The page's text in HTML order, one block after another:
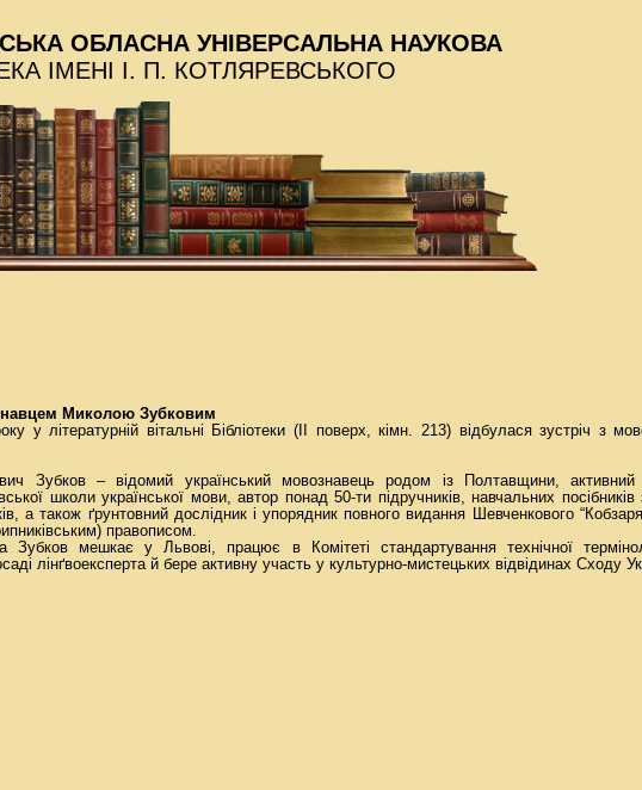
ОБЛАСНА УНІВЕРСАЛЬНА НАУКОВА
ІМЕНІ І. П. КОТЛЯРЕВСЬКОГО
Миколою Зубковим
у літературній вітальні Бібліотеки (ІІ поверх, кімн. 213) відбулася зустріч з
Зубков – відомий український мовознавець родом із Полтавщини, активний
школи української мови, автор понад 50-ти підручників, навчальних посібників
а також ґрунтовний дослідник і упорядник повного видання Шевченкового
правописом.
Зубков мешкає у Львові, працює в Комітеті стандартування технічної
лінґвоексперта й бере активну участь у культурно-мистецьких відвідинах Сходу